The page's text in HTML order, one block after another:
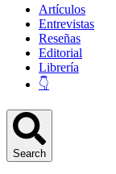
Artículos
Entrevistas
Reseñas
Editorial
Librería
👇
Search